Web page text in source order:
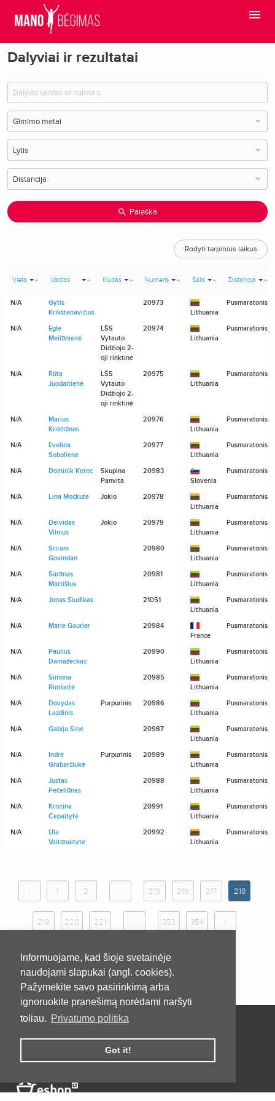
Informuojame, kad šioje svetainėje
naudojami slapukai (angl. cookies).
Pažymėkite savo pasirinkimą arba
ignoruokite pranešimą norėdami naršyti
toliau. Privatumo politika
Got it!
Dalyviai ir rezultatai
Paieška
Rodyti tarpinius laikus
Vieta Vardas Klubas Numeris Šalis Distancija
N/A
Gytis
Krikštanavičius
20973
Lithuania
Pusmaratonis
N/A
Eglė
Meilūnienė
LŠS
Vytauto
Didžiojo 2-
oji rinktinė
20974
Lithuania
Pusmaratonis
N/A
Rūta
Juodaitienė
LŠS
Vytauto
Didžiojo 2-
oji rinktinė
20975
Lithuania
Pusmaratonis
N/A
Marius
Kriščiūnas
20976
Lithuania
Pusmaratonis
N/A
Evelina
Sobolienė
20977
Lithuania
Pusmaratonis
N/A Dominik Kerec
Skupina
Panvita
20983
Slovenia
Pusmaratonis
N/A Lina Mockutė Jokio
20978
Lithuania
Pusmaratonis
N/A
Deividas
Vilnius
Jokio
20979
Lithuania
Pusmaratonis
N/A
Sriram
Govindan
20980
Lithuania
Pusmaratonis
N/A
Šarūnas
Martišius
20981
Lithuania
Pusmaratonis
N/A Jonas Siudikas
21051
Lithuania
Pusmaratonis
N/A Marie Gourier
20984
France
Pusmaratonis
N/A
Paulius
Damažeckas
20990
Lithuania
Pusmaratonis
N/A
Simona
Rimšaitė
20985
Lithuania
Pusmaratonis
N/A
Dovydas
Lazdinis
Purpurinis
20986
Lithuania
Pusmaratonis
N/A Gabija Sinė
20987
Lithuania
Pusmaratonis
N/A
Indrė
Grabarčiukė
Purpurinis
20989
Lithuania
Pusmaratonis
N/A
Justas
Pečeliūnas
20988
Lithuania
Pusmaratonis
N/A
Kristina
Čepaitytė
20991
Lithuania
Pusmaratonis
N/A
Ula
Vaitūnaitytė
20992
Lithuania
Pusmaratonis
‹ 1 2 ... 215 216 217 218
219 220 221 ... 353 354 ›
Pradžia Apie
Kontaktai
Privatumo taisyklės
Pirkimo taisyklės ir sąlygos